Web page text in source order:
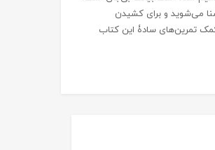
می‌شوید و برای کشیدن
تمرین‌های سادۀ این کتاب